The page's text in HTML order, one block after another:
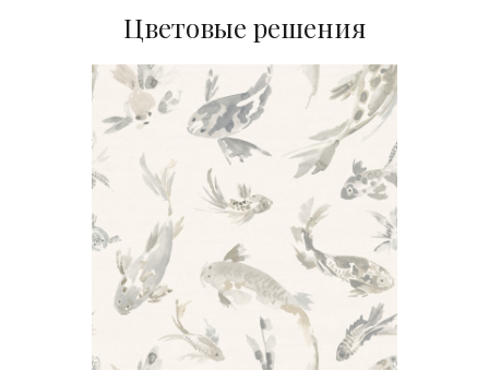
Цветовые решения